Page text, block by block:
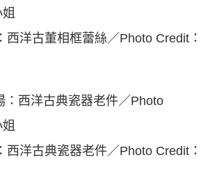
西洋古董相框蕾絲／Photo Credit：
西洋古典瓷器老件／Photo Credit：